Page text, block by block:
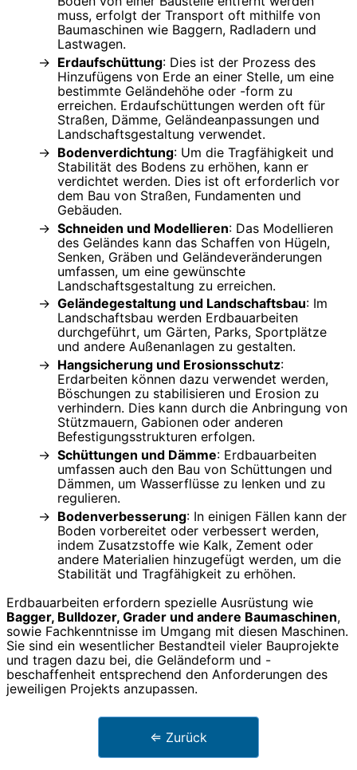
muss, erfolgt der Transport oft mithilfe von
Baumaschinen wie Baggern, Radladern und
Lastwagen.
Erdaufschüttung: Dies ist der Prozess des
Hinzufügens von Erde an einer Stelle, um eine
bestimmte Geländehöhe oder -form zu
erreichen. Erdaufschüttungen werden oft für
Straßen, Dämme, Geländeanpassungen und
Landschaftsgestaltung verwendet.
Bodenverdichtung: Um die Tragfähigkeit und
Stabilität des Bodens zu erhöhen, kann er
verdichtet werden. Dies ist oft erforderlich vor
dem Bau von Straßen, Fundamenten und
Gebäuden.
Schneiden und Modellieren: Das Modellieren
des Geländes kann das Schaffen von Hügeln,
Senken, Gräben und Geländeveränderungen
umfassen, um eine gewünschte
Landschaftsgestaltung zu erreichen.
Geländegestaltung und Landschaftsbau: Im
Landschaftsbau werden Erdbauarbeiten
durchgeführt, um Gärten, Parks, Sportplätze
und andere Außenanlagen zu gestalten.
Hangsicherung und Erosionsschutz:
Erdarbeiten können dazu verwendet werden,
Böschungen zu stabilisieren und Erosion zu
verhindern. Dies kann durch die Anbringung von
Stützmauern, Gabionen oder anderen
Befestigungsstrukturen erfolgen.
Schüttungen und Dämme: Erdbauarbeiten
umfassen auch den Bau von Schüttungen und
Dämmen, um Wasserflüsse zu lenken und zu
regulieren.
Bodenverbesserung: In einigen Fällen kann der
Boden vorbereitet oder verbessert werden,
indem Zusatzstoffe wie Kalk, Zement oder
andere Materialien hinzugefügt werden, um die
Stabilität und Tragfähigkeit zu erhöhen.
Erdbauarbeiten erfordern spezielle Ausrüstung wie
Bagger, Bulldozer, Grader und andere Baumaschinen,
sowie Fachkenntnisse im Umgang mit diesen Maschinen.
Sie sind ein wesentlicher Bestandteil vieler Bauprojekte
und tragen dazu bei, die Geländeform und -
beschaffenheit entsprechend den Anforderungen des
jeweiligen Projekts anzupassen.
⇐ Zurück